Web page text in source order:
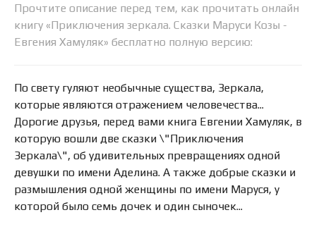
Прочтите описание перед тем, как прочитать онлайн
книгу «Приключения зеркала. Сказки Маруси Козы -
Евгения Хамуляк» бесплатно полную версию:
По свету гуляют необычные существа, Зеркала,
которые являются отражением человечества...
Дорогие друзья, перед вами книга Евгении Хамуляк, в
которую вошли две сказки \"Приключения
Зеркала\", об удивительных превращениях одной
девушки по имени Аделина. А также добрые сказки и
размышления одной женщины по имени Маруся, у
которой было семь дочек и один сыночек...